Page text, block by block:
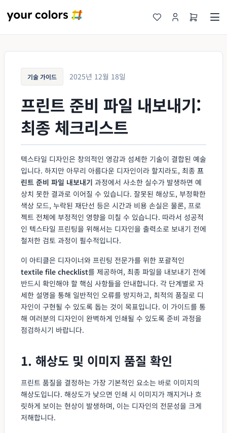
기술 가이드 2025년 12월 18일
프린트 준비 파일 내보내기:
최종 체크리스트
텍스타일 디자인은 창의적인 영감과 섬세한 기술이 결합된 예술
입니다. 하지만 아무리 아름다운 디자인이라 할지라도, 최종 프
린트 준비 파일 내보내기 과정에서 사소한 실수가 발생하면 예
상치 못한 결과로 이어질 수 있습니다. 잘못된 해상도, 부정확한
색상 모드, 누락된 재단선 등은 시간과 비용 손실은 물론, 프로
젝트 전체에 부정적인 영향을 미칠 수 있습니다. 따라서 성공적
인 텍스타일 프린팅을 위해서는 디자인을 출력소로 보내기 전에
철저한 검토 과정이 필수적입니다.
이 아티클은 디자이너와 프린팅 전문가를 위한 포괄적인
textile file checklist를 제공하여, 최종 파일을 내보내기 전에
반드시 확인해야 할 핵심 사항들을 안내합니다. 각 단계별로 자
세한 설명을 통해 일반적인 오류를 방지하고, 최적의 품질로 디
자인이 구현될 수 있도록 돕는 것이 목표입니다. 이 가이드를 통
해 여러분의 디자인이 완벽하게 인쇄될 수 있도록 준비 과정을
점검하시기 바랍니다.
1. 해상도 및 이미지 품질 확인
프린트 품질을 결정하는 가장 기본적인 요소는 바로 이미지의
해상도입니다. 해상도가 낮으면 인쇄 시 이미지가 깨지거나 흐
릿하게 보이는 현상이 발생하며, 이는 디자인의 전문성을 크게
저해합니다.